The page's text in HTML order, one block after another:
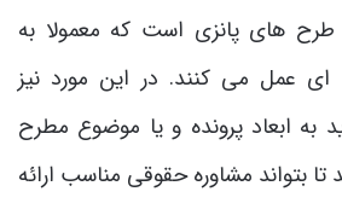
های پانزی است که معمولا به
عمل می کنند. در این مورد نیز
به ابعاد پرونده و یا موضوع مطرح
بتواند مشاوره حقوقی مناسب ارائه